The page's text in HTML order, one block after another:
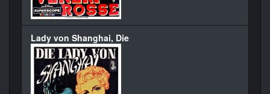
Lady von Shanghai, Die